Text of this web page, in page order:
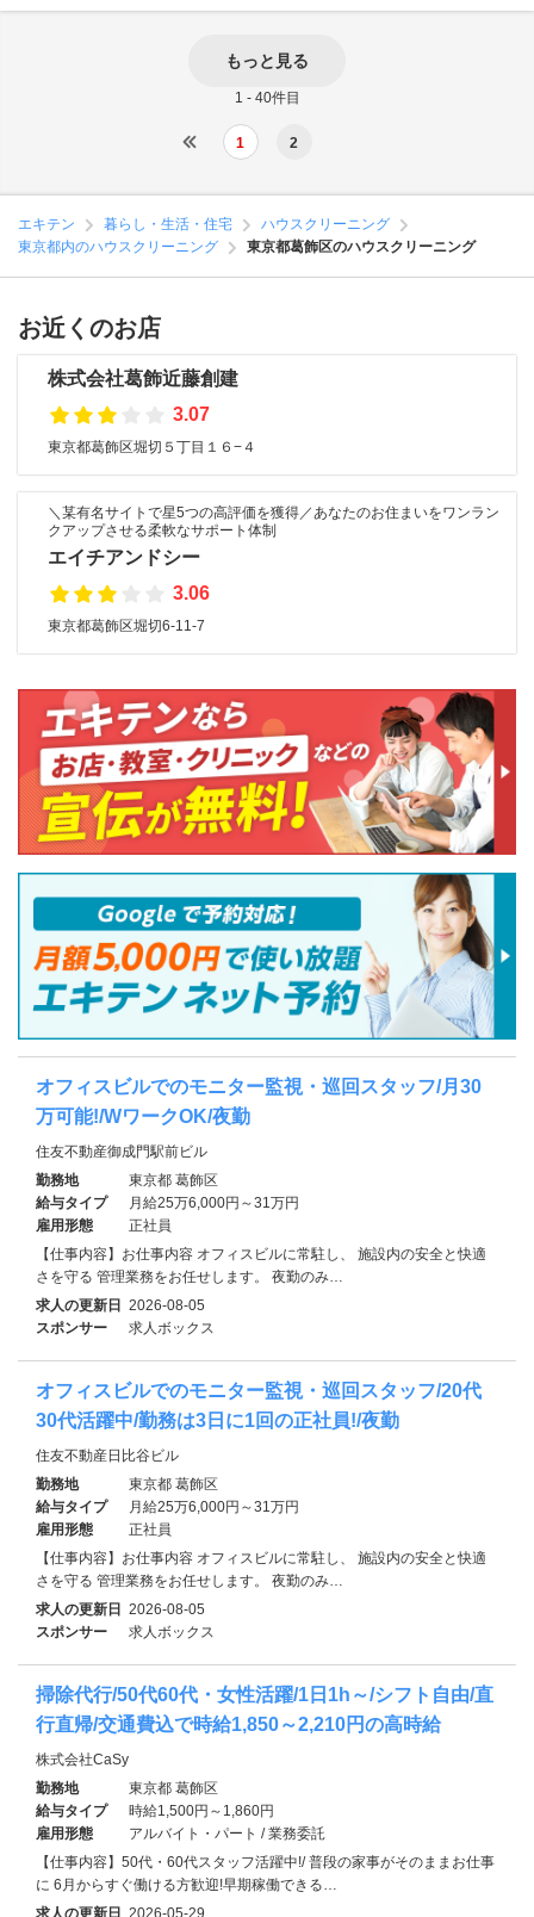
もっと見る
1 - 40件目
1 2
エキテン 暮らし・生活・住宅
ハウスクリーニング
東京都内のハウスクリーニング
東京都葛飾区のハウスクリーニング
お近くのお店
株式会社葛飾近藤創建
3.07
東京都葛飾区堀切５丁目１６−４
＼某有名サイトで星5つの高評価を獲得／あなたのお住まいをワンラン
クアップさせる柔軟なサポート体制
エイチアンドシー
3.06
東京都葛飾区堀切6-11-7
オフィスビルでのモニター監視・巡回スタッフ/月30
万可能!/WワークOK/夜勤
住友不動産御成門駅前ビル
勤務地
東京都 葛飾区
給与タイプ
月給25万6,000円～31万円
雇用形態
正社員
【仕事内容】お仕事内容 オフィスビルに常駐し、 施設内の安全と快適
さを守る 管理業務をお任せします。 夜勤のみ…
求人の更新日 2026-08-05
スポンサー
求人ボックス
オフィスビルでのモニター監視・巡回スタッフ/20代
30代活躍中/勤務は3日に1回の正社員!/夜勤
住友不動産日比谷ビル
勤務地
東京都 葛飾区
給与タイプ
月給25万6,000円～31万円
雇用形態
正社員
【仕事内容】お仕事内容 オフィスビルに常駐し、 施設内の安全と快適
さを守る 管理業務をお任せします。 夜勤のみ…
求人の更新日 2026-08-05
スポンサー
求人ボックス
掃除代行/50代60代・女性活躍/1日1h～/シフト自由/直
行直帰/交通費込で時給1,850～2,210円の高時給
株式会社CaSy
勤務地
東京都 葛飾区
給与タイプ
時給1,500円～1,860円
雇用形態
アルバイト・パート / 業務委託
【仕事内容】50代・60代スタッフ活躍中!/ 普段の家事がそのままお仕事
に 6月からすぐ働ける方歓迎!早期稼働できる…
求人の更新日 2026-05-29